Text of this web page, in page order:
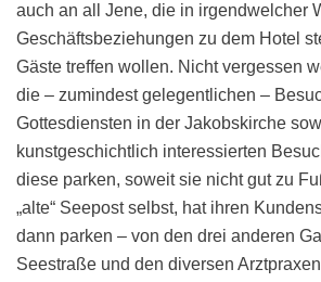
auch an all Jene, die in irgendwelcher
Geschäftsbeziehungen zu dem Hotel
Gäste treffen wollen. Nicht vergessen
die – zumindest gelegentlichen –
Gottesdiensten in der Jakobskirche
kunstgeschichtlich interessierten
diese parken, soweit sie nicht gut zu
„alte“ Seepost selbst, hat ihren
dann parken – von den drei anderen
Seestraße und den diversen